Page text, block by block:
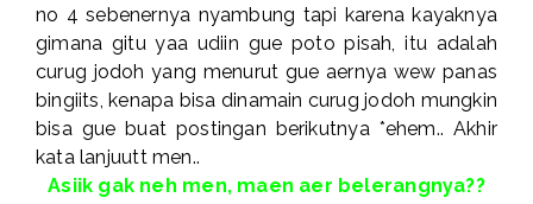
no 4 sebenernya nyambung tapi karena kayaknya
gimana gitu yaa udiin gue poto pisah, itu adalah
curug jodoh yang menurut gue aernya wew panas
bingiits, kenapa bisa dinamain curug jodoh mungkin
bisa gue buat postingan berikutnya *ehem.. Akhir
kata lanjuutt men..
Asiik gak neh men, maen aer belerangnya??